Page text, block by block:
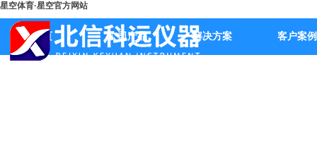
星空体育·星空官方网站
首页 公司产品 解决方案 客户案例